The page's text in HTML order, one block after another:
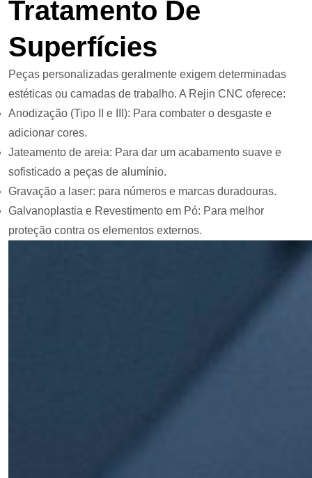
Tratamento De
Superfícies
Peças personalizadas geralmente exigem determinadas
estéticas ou camadas de trabalho. A Rejin CNC oferece:
Anodização (Tipo II e III): Para combater o desgaste e
adicionar cores.
Jateamento de areia: Para dar um acabamento suave e
sofisticado a peças de alumínio.
Gravação a laser: para números e marcas duradouras.
Galvanoplastia e Revestimento em Pó: Para melhor
proteção contra os elementos externos.